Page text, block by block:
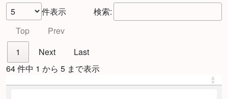
件表示
検索:
Top
Prev
1
Next
Last
64 件中 1 から 5 まで表示